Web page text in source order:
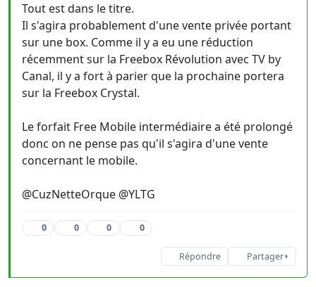
Tout est dans le titre.
Il s'agira probablement d'une vente privée portant
sur une box. Comme il y a eu une réduction
récemment sur la Freebox Révolution avec TV by
Canal, il y a fort à parier que la prochaine portera
sur la Freebox Crystal.
Le forfait Free Mobile intermédiaire a été prolongé
donc on ne pense pas qu'il s'agira d'une vente
concernant le mobile.
@CuzNetteOrque @YLTG
0 0 0 0
Répondre Partager